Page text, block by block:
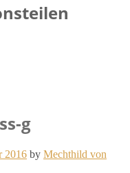
g
2016 by Mechthild von